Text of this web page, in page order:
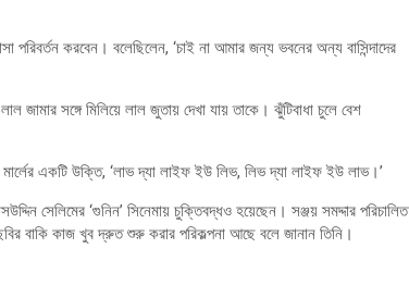
পরিবর্তন করবেন। বলেছিলেন, ‘চাই না আমার জন্য ভবনের অন্য বাসিন্দাদের
জামার সঙ্গে মিলিয়ে লাল জুতায় দেখা যায় তাকে। ঝুঁটিবাধা চুলে বেশ
একটি উক্তি, ‘লাভ দ্যা লাইফ ইউ লিভ, লিভ দ্যা লাইফ ইউ লাভ।’
সেলিমের ‘গুনিন’ সিনেমায় চুক্তিবদ্ধও হয়েছেন। সঞ্জয় সমদ্দার পরিচালিত
বাকি কাজ খুব দ্রুত শুরু করার পরিকল্পনা আছে বলে জানান তিনি।